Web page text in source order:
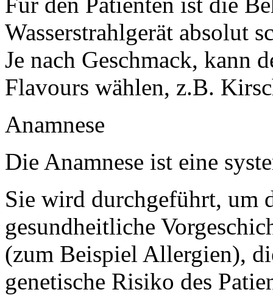
Wasserstrahlgerät absolut
Je nach Geschmack, kann
Flavours wählen, z.B.
Anamnese
Die Anamnese ist eine
Sie wird durchgeführt, um
gesundheitliche
(zum Beispiel Allergien),
genetische Risiko des